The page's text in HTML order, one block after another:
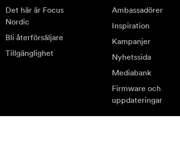
Det här är Focus
Nordic
Bli återförsäljare
Tillgänglighet
Ambassadörer
Inspiration
Kampanjer
Nyhetssida
Mediabank
Firmware och
uppdateringar